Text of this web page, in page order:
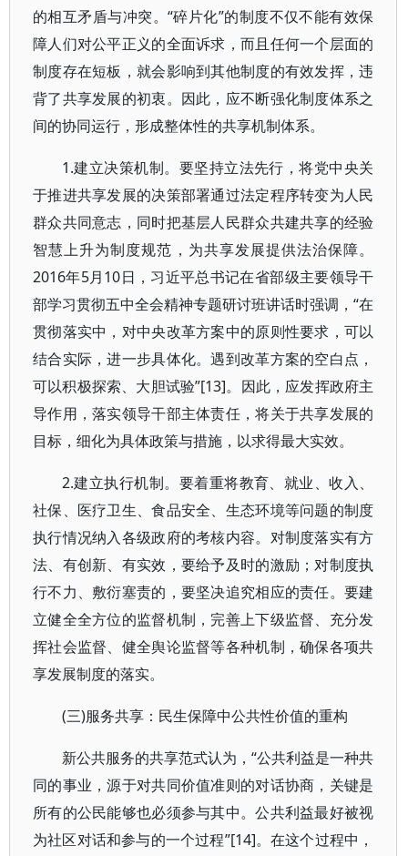
的相互矛盾与冲突。“碎片化”的制度不仅不能有效保
障人们对公平正义的全面诉求，而且任何一个层面的
制度存在短板，就会影响到其他制度的有效发挥，违
背了共享发展的初衷。因此，应不断强化制度体系之
间的协同运行，形成整体性的共享机制体系。
1.建立决策机制。要坚持立法先行，将党中央关
于推进共享发展的决策部署通过法定程序转变为人民
群众共同意志，同时把基层人民群众共建共享的经验
智慧上升为制度规范，为共享发展提供法治保障。
2016年5月10日，习近平总书记在省部级主要领导干
部学习贯彻五中全会精神专题研讨班讲话时强调，“在
贯彻落实中，对中央改革方案中的原则性要求，可以
结合实际，进一步具体化。遇到改革方案的空白点，
可以积极探索、大胆试验”[13]。因此，应发挥政府主
导作用，落实领导干部主体责任，将关于共享发展的
目标，细化为具体政策与措施，以求得最大实效。
2.建立执行机制。要着重将教育、就业、收入、
社保、医疗卫生、食品安全、生态环境等问题的制度
执行情况纳入各级政府的考核内容。对制度落实有方
法、有创新、有实效，要给予及时的激励；对制度执
行不力、敷衍塞责的，要坚决追究相应的责任。要建
立健全全方位的监督机制，完善上下级监督、充分发
挥社会监督、健全舆论监督等各种机制，确保各项共
享发展制度的落实。
(三)服务共享：民生保障中公共性价值的重构
新公共服务的共享范式认为，“公共利益是一种共
同的事业，源于对共同价值准则的对话协商，关键是
所有的公民能够也必须参与其中。公共利益最好被视
为社区对话和参与的一个过程”[14]。在这个过程中，